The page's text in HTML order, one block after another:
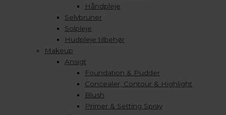
Håndpleje
Selvbruner
Solpleje
Hudpleje tilbehør
Makeup
Ansigt
Foundation & Pudder
Concealer, Contour & Highlight
Blush
Primer & Setting Spray